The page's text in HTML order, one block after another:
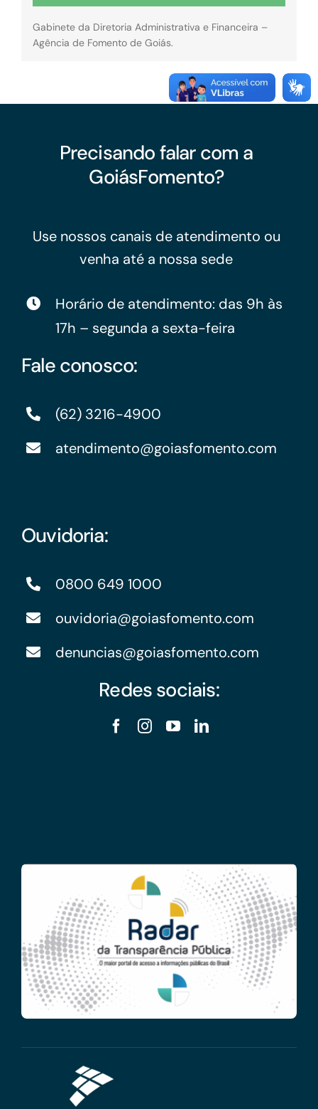
Gabinete da Diretoria Administrativa e Financeira –
Agência de Fomento de Goiás.
Precisando falar com a
GoiásFomento?
Use nossos canais de atendimento ou
venha até a nossa sede
Horário de atendimento: das 9h às
17h – segunda a sexta-feira
Fale conosco:
(62) 3216-4900
atendimento@goiasfomento.com
Ouvidoria:
0800 649 1000
ouvidoria@goiasfomento.com
denuncias@goiasfomento.com
Redes sociais: